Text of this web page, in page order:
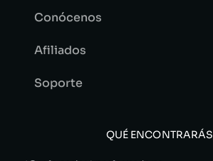
Conócenos
Afiliados
Soporte
QUÉ ENCONTRARÁS